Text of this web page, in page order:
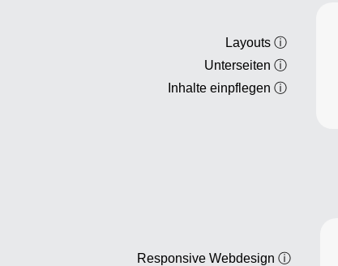
Layouts ⓘ
Unterseiten ⓘ
Inhalte einpflegen ⓘ
Responsive Webdesign ⓘ